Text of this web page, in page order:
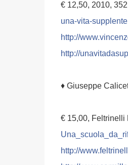
€ 12,50, 2010,
una-vita-
http://
http://
♦ Giuseppe
€ 15,00, Feltrinelli
http://